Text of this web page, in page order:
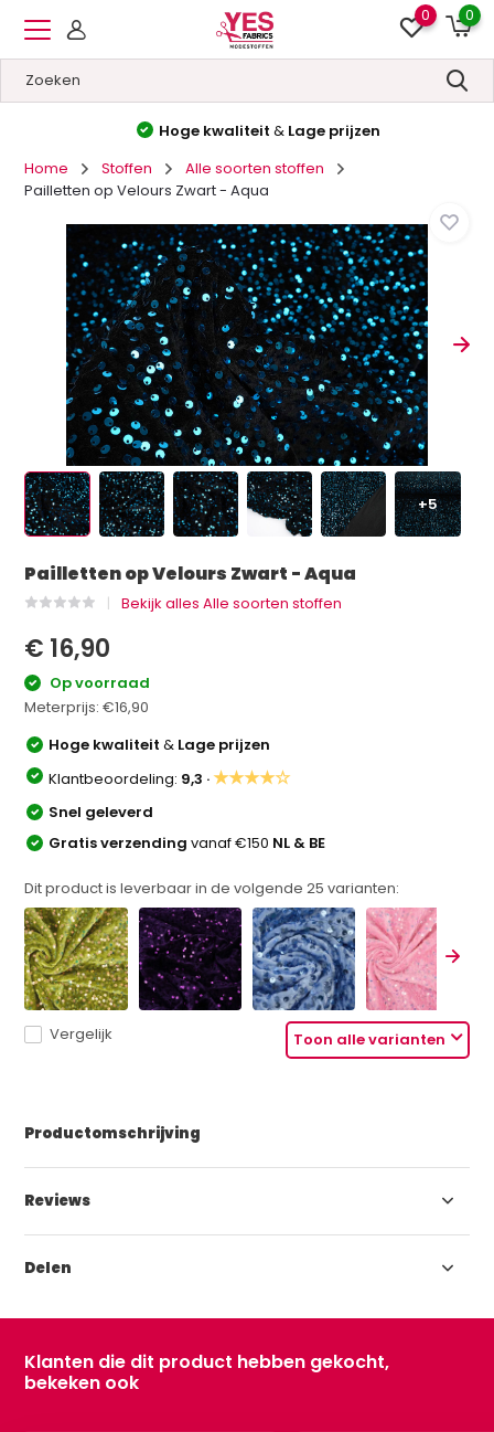
0 0
Hoge kwaliteit&Lage prijzen
Home
Stoffen
Alle soorten stoffen
Pailletten op Velours Zwart - Aqua
+5
Pailletten op Velours Zwart - Aqua
Bekijk alles Alle soorten stoffen
€ 16,90
Op voorraad
Meterprijs:€16,90
Hoge kwaliteit& Lage prijzen
Klantbeoordeling: 9,3 ·★★★★☆
Snel geleverd
Gratis verzendingvanaf €150 NL & BE
Dit product is leverbaar in de volgende25 varianten:
Toon alle varianten
Vergelijk
Productomschrijving
Reviews
Delen
Klanten die dit product hebben gekocht,
bekeken ook